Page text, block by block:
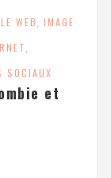
WEB, IMAGE
,
SOCIAUX
et